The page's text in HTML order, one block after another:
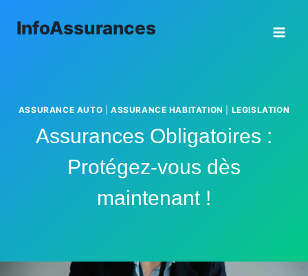
InfoAssurances
ASSURANCE AUTO ASSURANCE HABITATION LEGISLATION
Assurances Obligatoires :
Protégez-vous dès
maintenant !